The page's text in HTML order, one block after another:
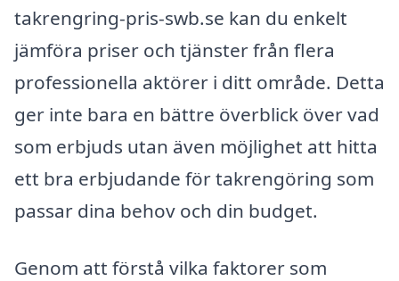
takrengring-pris-swb.se kan du enkelt
jämföra priser och tjänster från flera
professionella aktörer i ditt område. Detta
ger inte bara en bättre överblick över vad
som erbjuds utan även möjlighet att hitta
ett bra erbjudande för takrengöring som
passar dina behov och din budget.
Genom att förstå vilka faktorer som